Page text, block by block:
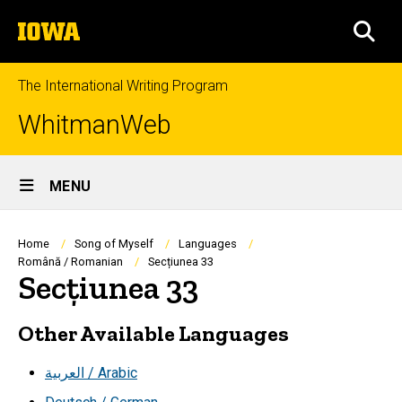
to
content
The
University
of
Iowa
The International Writing Program
WhitmanWeb
Site
Main
Navigation
MENU
Breadcrumb
Home Song of Myself
Languages
Română / Romanian
Secțiunea 33
Secțiunea 33
Other Available Languages
العربية / Arabic